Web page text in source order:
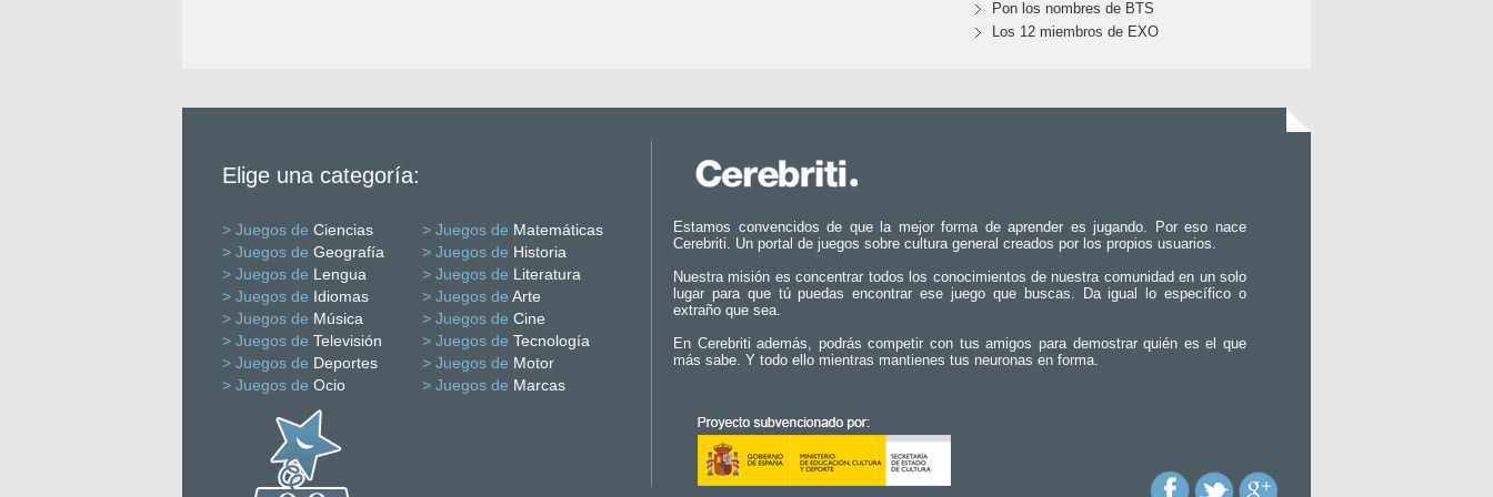
Pon los nombres de BTS
Los 12 miembros de EXO
Elige una categoría:
> Juegos de Ciencias > Juegos de Matemáticas
> Juegos de Geografía > Juegos de Historia
> Juegos de Lengua > Juegos de Literatura
> Juegos de Idiomas > Juegos de Arte
> Juegos de Música > Juegos de Cine
> Juegos de Televisión > Juegos de Tecnología
> Juegos de Deportes > Juegos de Motor
> Juegos de Ocio > Juegos de Marcas
Estamos convencidos de que la mejor forma de aprender es jugando. Por eso nace
Cerebriti. Un portal de juegos sobre cultura general creados por los propios usuarios.
Nuestra misión es concentrar todos los conocimientos de nuestra comunidad en un solo
lugar para que tú puedas encontrar ese juego que buscas. Da igual lo específico o
extraño que sea.
En Cerebriti además, podrás competir con tus amigos para demostrar quién es el que
más sabe. Y todo ello mientras mantienes tus neuronas en forma.